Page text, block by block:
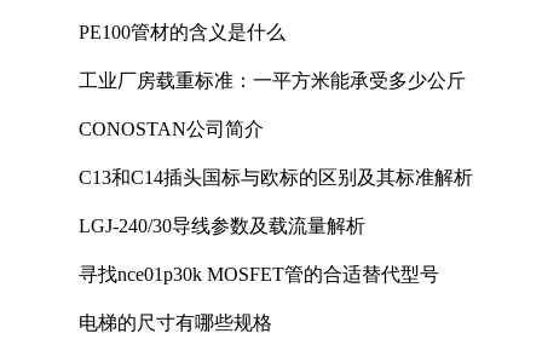
PE100管材的含义是什么
工业厂房载重标准：一平方米能承受多少公斤
CONOSTAN公司简介
C13和C14插头国标与欧标的区别及其标准解析
LGJ-240/30导线参数及载流量解析
寻找nce01p30k MOSFET管的合适替代型号
电梯的尺寸有哪些规格